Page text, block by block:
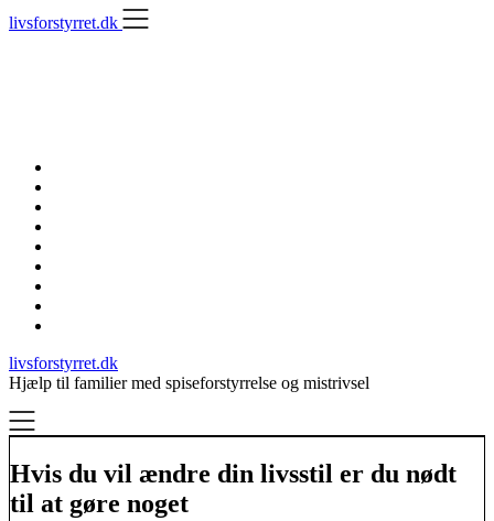
Skip
to
livsforstyrret.dk
livsforstyrret.dk
Hjælp til familier med spiseforstyrrelse og mistrivsel
Hvis du vil ændre din livsstil er du nødt
til at gøre noget